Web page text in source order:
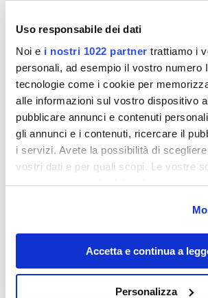
Uso responsabile dei dati
Noi e i nostri 1022 partner trattiamo i
personali, ad esempio il vostro numero
tecnologie come i cookie per
alle informazioni sul vostro dispositivo
pubblicare annunci e contenuti
gli annunci e i contenuti, ricercare il
i servizi. Avete la possibilità di
vostri dati e per quali scopi. Le vostre
privacy sono applicabili solo su questa
modificare o revocare il proprio
momento dalla Dichiarazione sui
sull'icona di attivazione della privacy.
Accetta e continua a
Personalizza